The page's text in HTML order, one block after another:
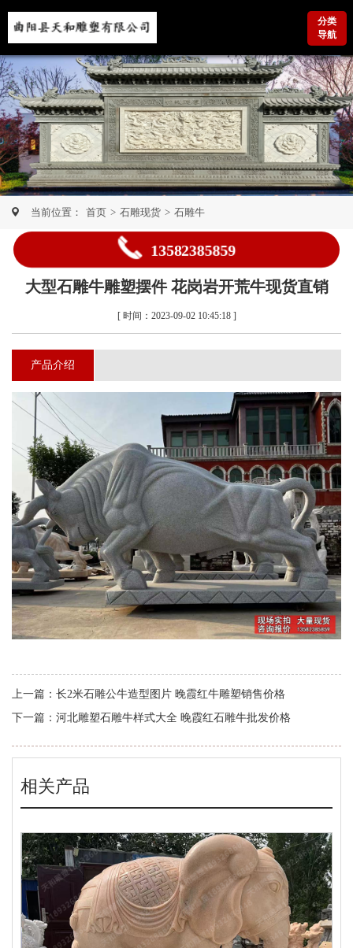
分类
导航
当前位置： 首页 > 石雕现货 > 石雕牛
13582385859
大型石雕牛雕塑摆件 花岗岩开荒牛现货直销
[ 时间：2023-09-02 10:45:18 ]
产品介绍
上一篇： 长2米石雕公牛造型图片 晚霞红牛雕塑销售价格
下一篇： 河北雕塑石雕牛样式大全 晚霞红石雕牛批发价格
相关产品